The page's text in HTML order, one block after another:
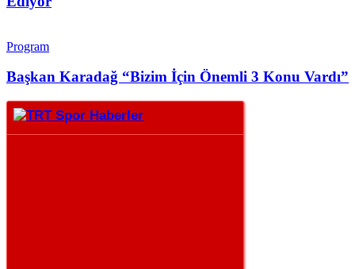
Program
Başkan Karadağ “Bizim İçin Önemli 3 Konu Vardı”